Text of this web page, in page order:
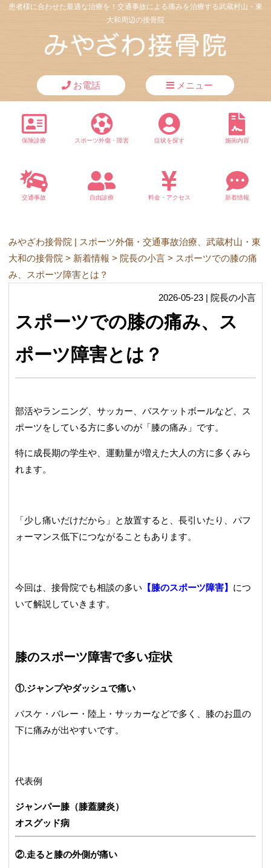
患者様に合わせた最適な治療を！交通事故による痛みを治療する武蔵村山・東
大和周辺の接骨院
お電話 メニュー
保険診療 スポーツ外傷・障害 症状を探す 施術内容
交通事故 自由診療 料金・アクセス 新着情報
みやざわ接骨院 | スポーツ外傷・交通事故治療、武蔵村山・東
大和の接骨院 > 新着情報 > 院長の小言 > スポーツでの膝の痛
み、スポーツ障害とは？
2026-05-23 | 院長の小言
スポーツでの膝の痛み、ス
ポーツ障害とは？
部活やランニング、サッカー、バスケットボールなど、ス
ポーツをしている方に多いのが「膝の痛み」です。
特に成長期の学生や、運動量が増えた大人の方に多くみら
れます。
「少し痛いだけだから」と放置すると、長引いたり、パフ
ォーマンス低下につながることもあります。
今回は、接骨院でも相談の多い 【膝のスポーツ障害】 につ
いて解説していきます。
膝のスポーツ障害で多い症状
①.ジャンプやダッシュで痛い
バスケ・バレー・陸上・サッカーなどで多く、膝のお皿の
下に痛みが出やすいです。
代表例
ジャンパー膝（膝蓋腱炎）
オスグッド病
②.走ると膝の外側が痛い